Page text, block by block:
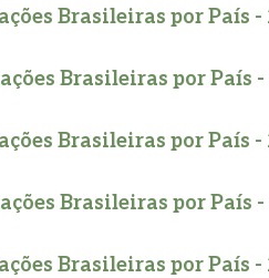
Brasileiras por País -
Brasileiras por País -
Brasileiras por País -
Brasileiras por País -
Brasileiras por País -